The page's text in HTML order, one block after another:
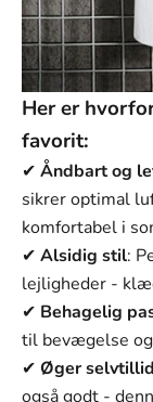
Her er
favorit:
✔ Åndbart og
sikrer optimal
komfortabel i
✔ Alsidig stil:
lejligheder -
✔ Behagelig
til bevægelse
✔ Øger
også godt -